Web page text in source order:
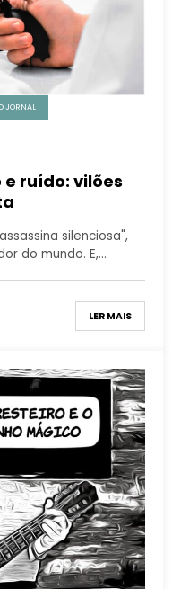
JORNAL
e ruído: vilões
silenciosa",
do mundo. E,…
LER MAIS